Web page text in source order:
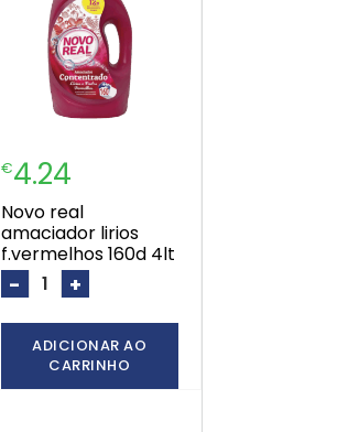
€4.24
novo real
amaciador lirios
f.vermelhos 160d 4lt
- +
ADICIONAR AO
CARRINHO